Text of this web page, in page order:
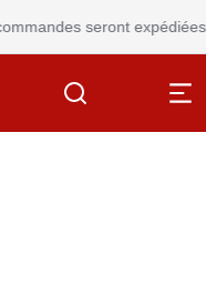
seront expédiées à